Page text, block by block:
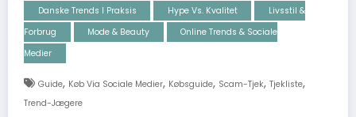
Danske Trends I Praksis Hype Vs. Kvalitet
Livsstil &
Forbrug
Mode & Beauty
Online Trends & Sociale
Medier
Guide, Køb Via Sociale Medier, Købsguide, Scam-Tjek, Tjekliste,
Trend-Jægere